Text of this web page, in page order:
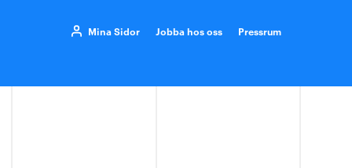
Mina Sidor Jobba hos oss Pressrum